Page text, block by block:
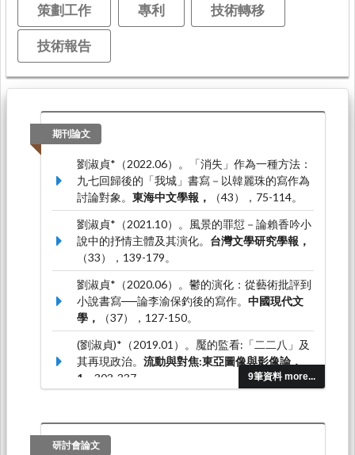
策劃工作 專利 技術轉移
技術報告
期刊論文
9筆資料 more...
劉淑貞*（2022.06）。「消失」作為一種方法：
九七回歸後的「我城」書寫－以韓麗珠的寫作為
討論對象。 東海中文學報，
（43），75-114。
劉淑貞*（2021.10）。風景的罪愆－論賴香吟小
說中的抒情主體及其演化。 台灣文學研究學報，
（33），139-179。
劉淑貞*（2020.06）。鬱的演化：從藝術批評到
小說書寫──論李渝保釣後的寫作。 中國現代文
學，
（37），127-150。
(劉淑貞)*（2019.01）。魘的監看:「二二八」及
其再現政治。 流動與對焦:東亞圖像與影像論，
1
，303-337。
論郭松棻的小說。中山人文學報，44，33-54。
研討會論文